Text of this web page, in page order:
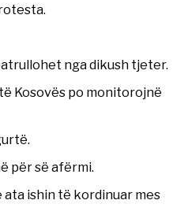
nga dikush tjeter.
Kosovës po monitorojnë
për së afërmi.
ata ishin të kordinuar mes